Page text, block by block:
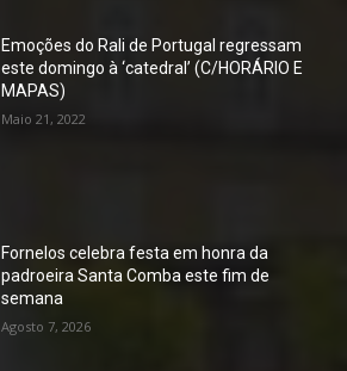
Emoções do Rali de Portugal regressam
este domingo à ‘catedral’ (C/HORÁRIO E
MAPAS)
Maio 21, 2022
Fornelos celebra festa em honra da
padroeira Santa Comba este fim de
semana
Agosto 7, 2026